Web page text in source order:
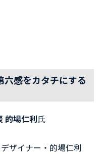
感をカタチにする
的場仁利氏
ザイナー・的場仁利